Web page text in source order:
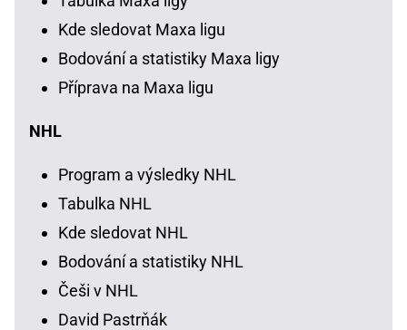
Kde sledovat Maxa ligu
Bodování a statistiky Maxa ligy
Příprava na Maxa ligu
NHL
Program a výsledky NHL
Tabulka NHL
Kde sledovat NHL
Bodování a statistiky NHL
Češi v NHL
David Pastrňák